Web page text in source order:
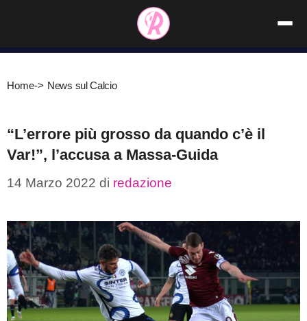
contenuto
Home-> News sul Calcio
“L’errore più grosso da quando c’è il
Var!”, l’accusa a Massa-Guida
14 Marzo 2022 di redazione